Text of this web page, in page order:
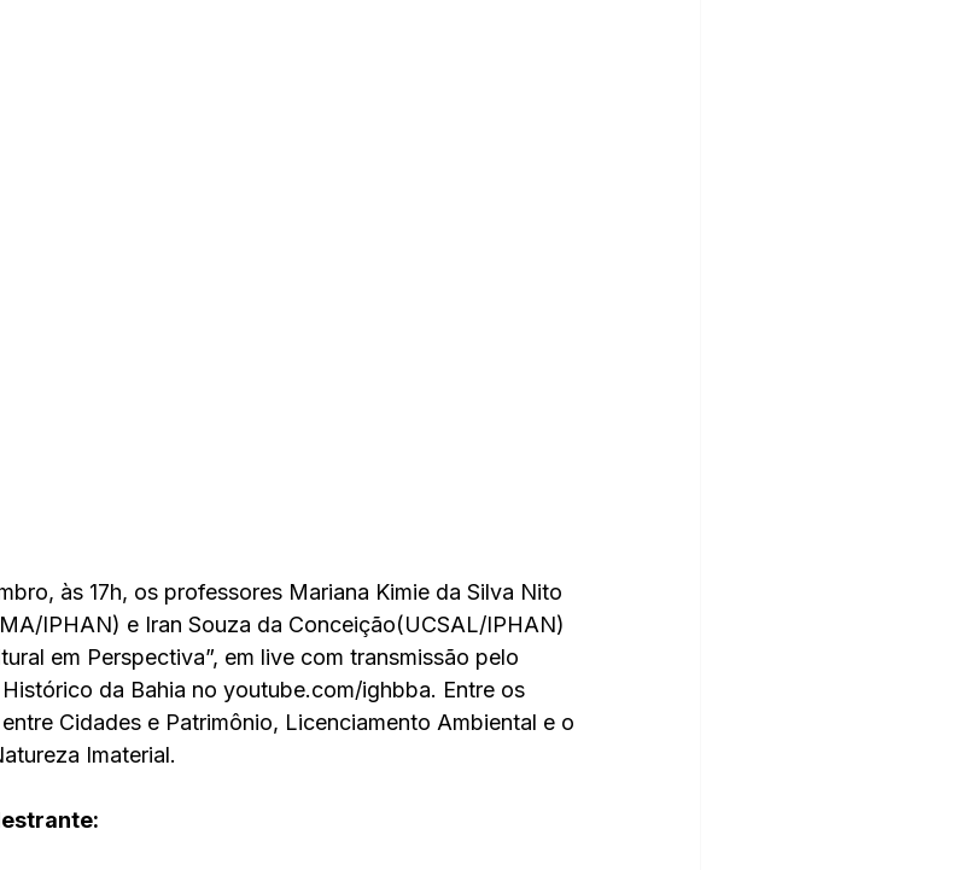
às 17h, os professores Mariana Kimie da Silva Nito
IPHAN) e Iran Souza da Conceição(UCSAL/IPHAN)
em Perspectiva”, em live com transmissão pelo
da Bahia no youtube.com/ighbba. Entre os
Cidades e Patrimônio, Licenciamento Ambiental e o
Imaterial.